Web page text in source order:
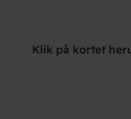
Klik på kortet